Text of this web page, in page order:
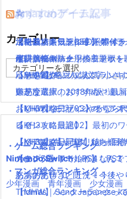
おすすめゲーム記事
【モンハンワールド】キャ
´Д｀)www
【MHW】モンハン文字小さ
いかな？
【MHW】モンハンやるなら
る？
【MHW】キャラクリは一回
【モンハンワールド】なん
ああああ(#ﾟДﾟ)！！！！！
【MHW】ハンターランクっ
Amazonアイテム
水耕栽培キット|LED照明付
水耕栽培キット｜ペットボ
ットを紹介
東芝冷蔵庫｜2018年版！最
おしゃれなデザインのペア
レゼントに最適】
【ペアマグ】同棲したら揃
カップ5選
☆
ニンテンドースイッチ 本体
使い捨てマスク
☆
消化器／人気ランキング
耐震・転倒防止用接着マッ
応急処置グッツ／人気ランキ
☆
【KH3攻略日記05】トワイ
キングダムハーツの主題歌
ハーツ3攻略豆知識
難易度選択のおすすめや違
【KH3攻略日記03】オリン
【KH3攻略日記02】最初の
【KH3攻略日記01】待ちに
スタンダードで始めました！
怒濤の忙しさと近況＋今後
Thomas｜Send Japanese
カテゴリー
テ
リ
ー
・ゲーム総合ランキング
Nintendo Switch
PS4 PS3
・マンガ総合ランキング
少年漫画
青年漫画 少女漫画